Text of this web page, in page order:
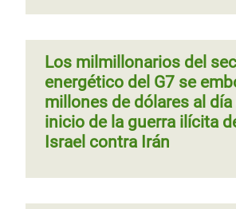
Los milmillonarios del
energético del G7 se
millones de dólares al día
inicio de la guerra ilícita
Israel contra Irán